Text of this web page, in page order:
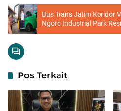
Bus Trans Jatim Koridor
Ngoro Industrial Park
Pos Terkait